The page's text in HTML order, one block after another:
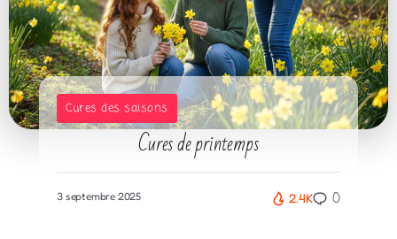
Cures des saisons
Cures de printemps
3 septembre 2025 2.4K 0